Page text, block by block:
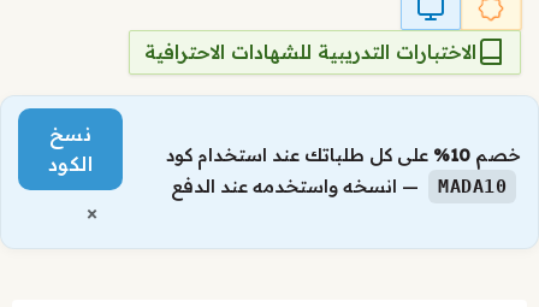
الاختبارات التدريبية للشهادات الاحترافية
خصم 10% على كل طلباتك عند استخدام كود
MADA10 — انسخه واستخدمه عند الدفع
نسخ
الكود
×